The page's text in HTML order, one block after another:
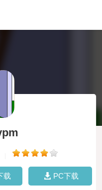
载 PC下载